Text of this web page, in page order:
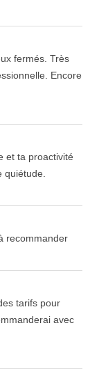
fermés. Très
Encore
et ta proactivité
recommander
tarifs pour
avec